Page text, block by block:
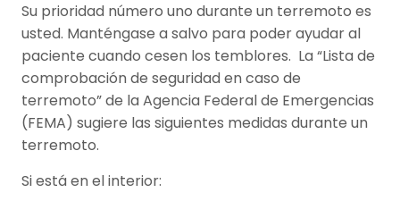
Su prioridad número uno durante un terremoto es
usted. Manténgase a salvo para poder ayudar al
paciente cuando cesen los temblores. La “Lista de
comprobación de seguridad en caso de
terremoto” de la Agencia Federal de Emergencias
(FEMA) sugiere las siguientes medidas durante un
terremoto.
Si está en el interior: